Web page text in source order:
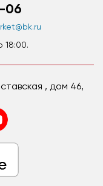
06
18:00.
, дом 46,